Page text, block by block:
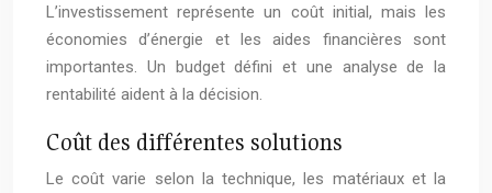
L’investissement représente un coût initial, mais les
économies d’énergie et les aides financières sont
importantes. Un budget défini et une analyse de la
rentabilité aident à la décision.
Coût des différentes solutions
Le coût varie selon la technique, les matériaux et la